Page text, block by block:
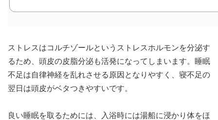
ストレスはコルチゾールというストレスホルモンを分泌す
るため、頭皮の皮脂分泌も活発になってしまいます。睡眠
不足は自律神経を乱れさせる原因となりやすく、寝不足の
翌日は頭皮がベタつきやすいです。
良い睡眠を取るためには、入浴時には湯船に浸かり体をほ